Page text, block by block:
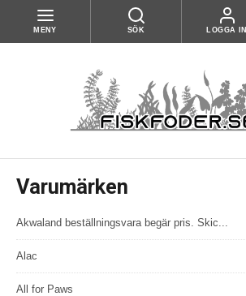
MENY SÖK LOGGA IN
Varumärken
Akwaland beställningsvara begär pris. Skic...
Alac
All for Paws